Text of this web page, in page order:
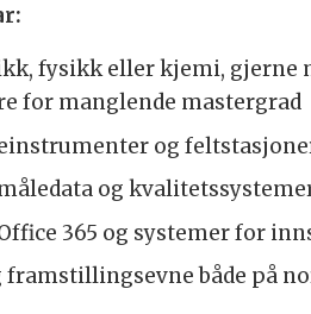
fysikk eller kjemi, gjerne
for manglende mastergrad
og
og
365 og systemer for
både på